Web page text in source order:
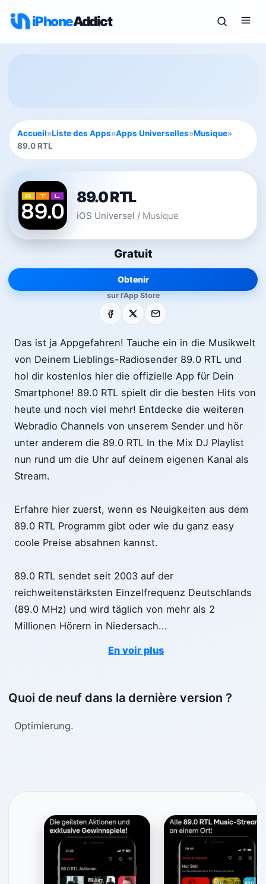
iPhoneAddict
Accueil»Liste des Apps»Apps Universelles»Musique»
89.0 RTL
89.0 RTL
iOS Universel / Musique
Gratuit
Obtenir
sur l'App Store
Facebook E-mail
Das ist ja Appgefahren! Tauche ein in die Musikwelt
von Deinem Lieblings-Radiosender 89.0 RTL und
hol dir kostenlos hier die offizielle App für Dein
Smartphone! 89.0 RTL spielt dir die besten Hits von
heute und noch viel mehr! Entdecke die weiteren
Webradio Channels von unserem Sender und hör
unter anderem die 89.0 RTL In the Mix DJ Playlist
nun rund um die Uhr auf deinem eigenen Kanal als
Stream.
Erfahre hier zuerst, wenn es Neuigkeiten aus dem
89.0 RTL Programm gibt oder wie du ganz easy
coole Preise absahnen kannst.
89.0 RTL sendet seit 2003 auf der
reichweitenstärksten Einzelfrequenz Deutschlands
(89.0 MHz) und wird täglich von mehr als 2
Millionen Hörern in Niedersach...
En voir plus
Quoi de neuf dans la dernière version ?
Optimierung.